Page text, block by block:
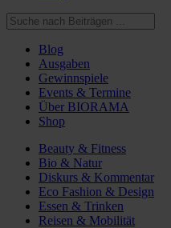
Blog
Ausgaben
Gewinnspiele
Events & Termine
Über BIORAMA
Shop
Beauty & Fitness
Bio & Natur
Diskurs & Kommentar
Eco Fashion & Design
Essen & Trinken
Reisen & Mobilität